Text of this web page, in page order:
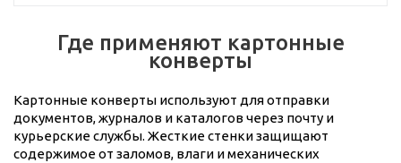
Где применяют картонные
конверты
Картонные конверты используют для отправки
документов, журналов и каталогов через почту и
курьерские службы. Жесткие стенки защищают
содержимое от заломов, влаги и механических